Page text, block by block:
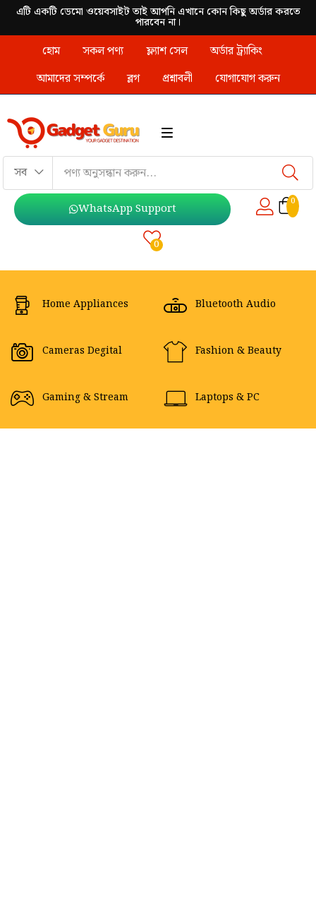
এটি একটি ডেমো ওয়েবসাইট তাই আপনি এখানে কোন কিছু অর্ডার করতে
পারবেন না।
হোম সকল পণ্য ফ্ল্যাশ সেল
অর্ডার ট্র্যাকিং
আমাদের সম্পর্কে
ব্লগ প্রশ্নাবলী যোগাযোগ করুন
সব
WhatsApp Support 0
0
Home Appliances Bluetooth Audio
Cameras Degital Fashion & Beauty
Gaming & Stream Laptops & PC